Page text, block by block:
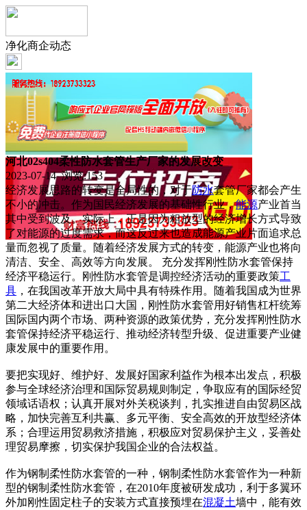
净化商企动态
河北02s404柔性防水套管生产厂家的发展改变
2023-07-14 浏览:153
经济发展思路的转变是全局性的，对于防水套管厂家都会产生
不小的冲击。作为国民经济发展的基础性行业，能源产业首当
其中受到波及。实际上，正是因为粗放型的经济增长方式导致
了对能源的过度需求，而这反过来也造成能源产业片面追求总
量而忽视了质量。随着经济发展方式的转变，能源产业也将向
清洁、安全、高效等方向发展。 充分发挥刚性防水套管保持
经济平稳运行。刚性防水套管是调控经济活动的重要政策工
具 ，在我国改革开放大局中具有特殊作用。随着我国成为世界
第二大经济体和进出口大国，刚性防水套管用好销售杠杆统筹
国际国内两个市场、两种资源的政策优势，充分发挥刚性防水
套管保持经济平稳运行、推动经济转型升级、促进重要产业健
康发展中的重要作用。
要把实现好、维护好、发展好国家利益作为根本出发点，积极
参与全球经济治理和国际贸易规则制定，争取应有的国际经贸
领域话语权；认真开展对外关税谈判，扎实推进自由贸易区战
略，加快完善互利共赢、多元平衡、安全高效的开放型经济体
系；合理运用贸易救济措施，积极应对贸易保护主义，妥善处
理贸易摩擦，切实保护我国企业的合法权益。
作为钢制柔性防水套管的一种，钢制柔性防水套管作为一种新
型的钢制柔性防水套管，在2010年度被研发成功，利于多翼环
外加刚性固定柱子的安装方式直接预埋在混凝土墙中，能有效